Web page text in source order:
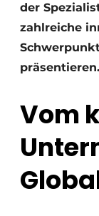
der
zahlreiche
präsentieren.
Vom